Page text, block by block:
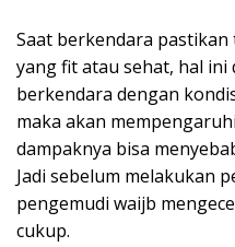
Saat berkendara
yang fit atau sehat, hal
berkendara dengan
maka akan
dampaknya bisa
Jadi sebelum melakukan
pengemudi waijb
cukup.